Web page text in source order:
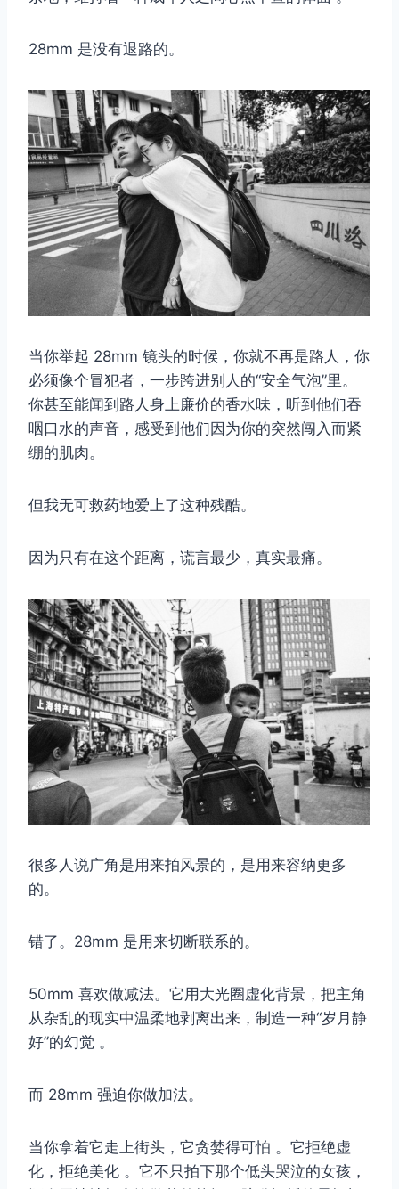
28mm 是没有退路的。
当你举起 28mm 镜头的时候，你就不再是路人，你
必须像个冒犯者，一步跨进别人的“安全气泡”里。
你甚至能闻到路人身上廉价的香水味，听到他们吞
咽口水的声音，感受到他们因为你的突然闯入而紧
绷的肌肉。
但我无可救药地爱上了这种残酷。
因为只有在这个距离，谎言最少，真实最痛。
很多人说广角是用来拍风景的，是用来容纳更多
的。
错了。28mm 是用来切断联系的。
50mm 喜欢做减法。它用大光圈虚化背景，把主角
从杂乱的现实中温柔地剥离出来，制造一种“岁月静
好”的幻觉 。
而 28mm 强迫你做加法。
当你拿着它走上街头，它贪婪得可怕 。它拒绝虚
化，拒绝美化 。它不只拍下那个低头哭泣的女孩，